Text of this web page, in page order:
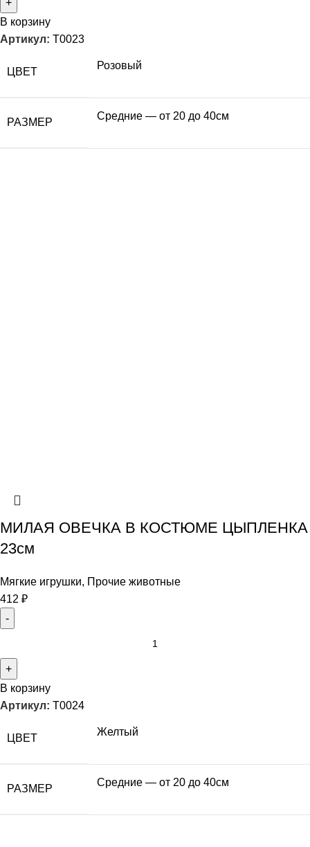
В корзину
Артикул: T0023
ЦВЕТ
Розовый
РАЗМЕР
Средние — от 20 до 40см
МИЛАЯ ОВЕЧКА В КОСТЮМЕ ЦЫПЛЕНКА
23см
Мягкие игрушки, Прочие животные
412 ₽
В корзину
Артикул: T0024
ЦВЕТ
Желтый
РАЗМЕР
Средние — от 20 до 40см